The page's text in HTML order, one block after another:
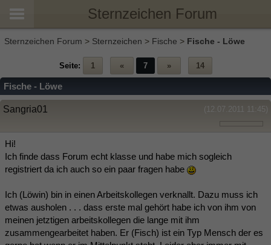
Sternzeichen Forum
Sternzeichen Forum > Sternzeichen > Fische > Fische - Löwe
Seite: 1 « 7 » 14
Fische - Löwe
(12.07.2011 11:45)
Sangria01
Hi!
Ich finde dass Forum echt klasse und habe mich sogleich
registriert da ich auch so ein paar fragen habe
Ich (Löwin) bin in einen Arbeitskollegen verknallt. Dazu muss ich
etwas ausholen . . . dass erste mal gehört habe ich von ihm von
meinen jetztigen arbeitskollegen die lange mit ihm
zusammengearbeitet haben. Er (Fisch) ist ein Typ Mensch der es